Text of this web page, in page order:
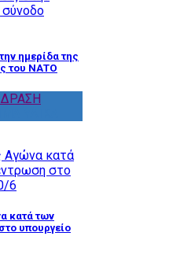
ημερίδα της
του ΝΑΤΟ
κατά των
υπουργείο